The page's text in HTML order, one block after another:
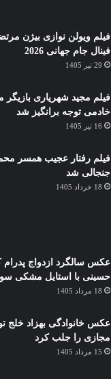
فیلم ویولن نوازی بیژن
فینال جام جهانی 2026
29 تیر 1405
فیلم مجید شهریاری
خادمی توجه برانگیز شد
16 تیر 1405
فیلم رفتار عجیب همسر
جنجالی شد
18 خرداد 1405
عکس سالگرد ازدواج
حسینی با استایل مشکی
18 مرداد 1405
عکس خانوادگی بهزاد خلج
مجازی را جلب کرد
15 مرداد 1405